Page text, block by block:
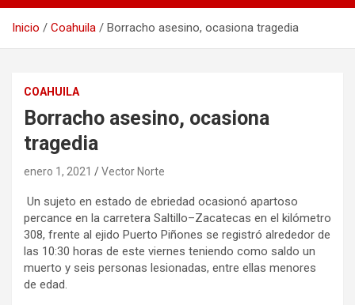
Inicio Coahuila Borracho asesino, ocasiona tragedia
COAHUILA
Borracho asesino, ocasiona
tragedia
enero 1, 2021 Vector Norte
Un sujeto en estado de ebriedad ocasionó apartoso
percance en la carretera Saltillo–Zacatecas en el kilómetro
308, frente al ejido Puerto Piñones se registró alrededor de
las 10:30 horas de este viernes teniendo como saldo un
muerto y seis personas lesionadas, entre ellas menores
de edad.